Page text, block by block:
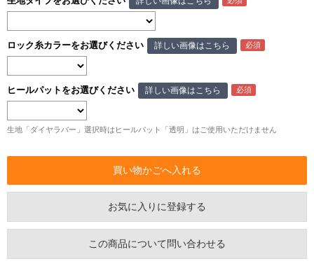
ロック糸カラーをお選びください 詳しい画像はこちら
ヒールパットをお選びください 詳しい画像はこちら
生地「ダイヤラバー」選択時はヒールパット「透明」はご使用いただけません
お気に入りに登録する
この商品について問い合わせる